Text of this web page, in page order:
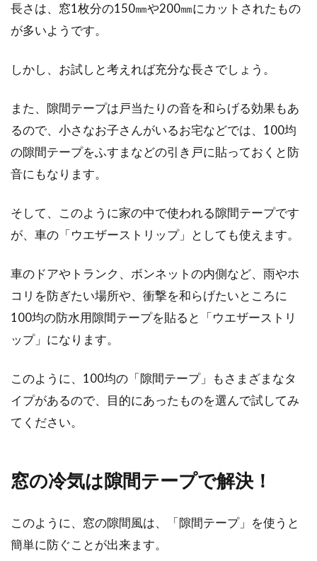
長さは、窓1枚分の150㎜や200㎜にカットされたもの
が多いようです。
しかし、お試しと考えれば充分な長さでしょう。
また、隙間テープは戸当たりの音を和らげる効果もあ
るので、小さなお子さんがいるお宅などでは、100均
の隙間テープをふすまなどの引き戸に貼っておくと防
音にもなります。
そして、このように家の中で使われる隙間テープです
が、車の「ウエザーストリップ」としても使えます。
車のドアやトランク、ボンネットの内側など、雨やホ
コリを防ぎたい場所や、衝撃を和らげたいところに
100均の防水用隙間テープを貼ると「ウエザーストリ
ップ」になります。
このように、100均の「隙間テープ」もさまざまなタ
イプがあるので、目的にあったものを選んで試してみ
てください。
窓の冷気は隙間テープで解決！
このように、窓の隙間風は、「隙間テープ」を使うと
簡単に防ぐことが出来ます。